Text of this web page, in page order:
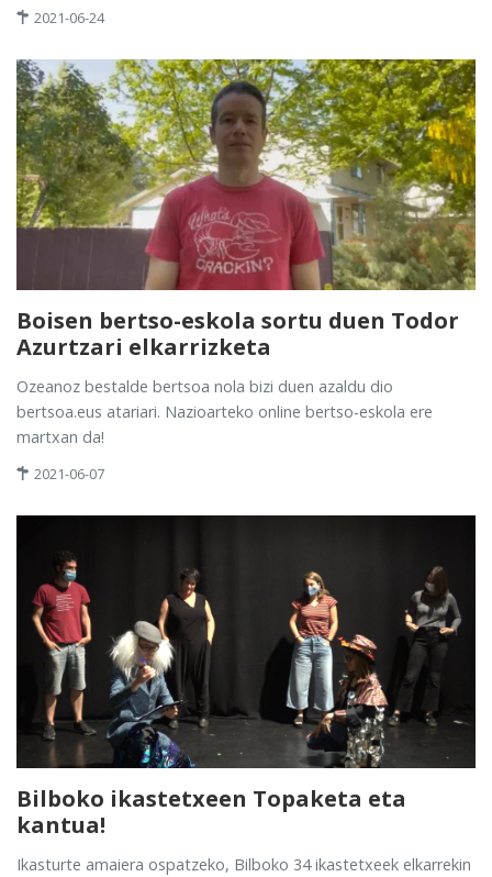
2021-06-24
Boisen bertso-eskola sortu duen Todor
Azurtzari elkarrizketa
Ozeanoz bestalde bertsoa nola bizi duen azaldu dio
bertsoa.eus atariari. Nazioarteko online bertso-eskola ere
martxan da!
2021-06-07
Bilboko ikastetxeen Topaketa eta
kantua!
Ikasturte amaiera ospatzeko, Bilboko 34 ikastetxeek elkarrekin